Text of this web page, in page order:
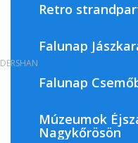
Retro
Falunap
Falunap
Múzeumok
Nagykőrösön
DERSHAN